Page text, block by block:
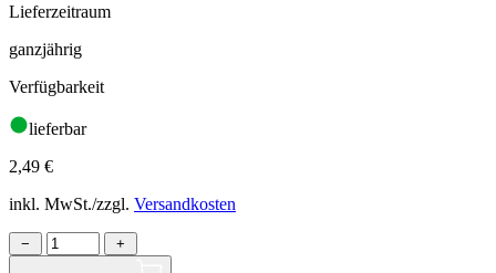
Lieferzeitraum
ganzjährig
Verfügbarkeit
lieferbar
2,49 €
inkl. MwSt./zzgl. Versandkosten
− +